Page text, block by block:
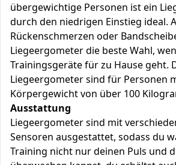
übergewichtige Personen ist ein
durch den niedrigen Einstieg ideal.
Rückenschmerzen oder
Liegeergometer die beste Wahl,
Trainingsgeräte für zu Hause geht.
Liegeergometer sind für Personen
Körpergewicht von über 100
Ausstattung
Liegeergometer sind mit
Sensoren ausgestattet, sodass du
Training nicht nur deinen Puls und